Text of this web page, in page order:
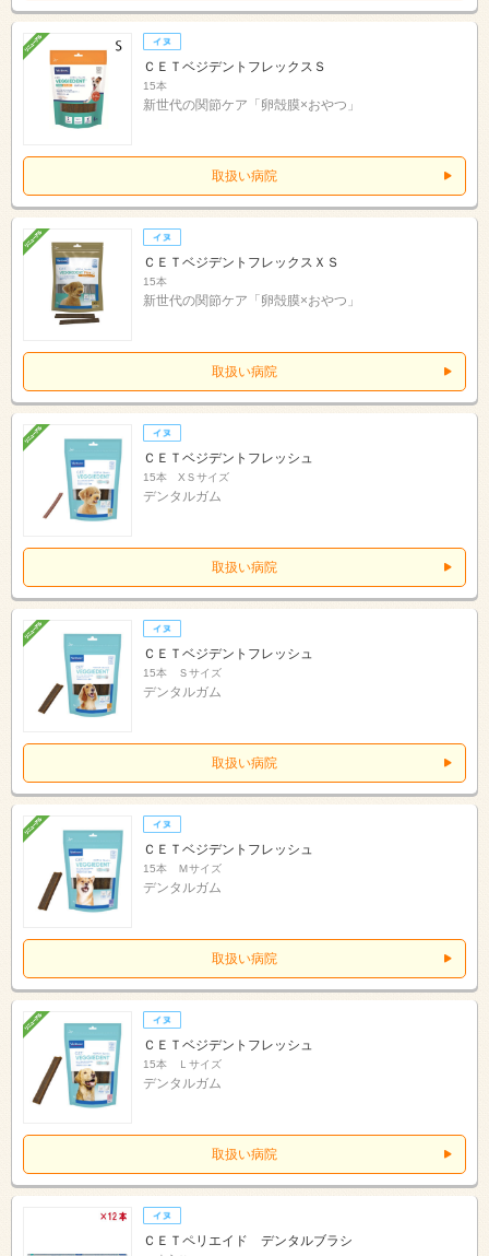
ＣＥＴベジデントフレックスＳ
15本
新世代の関節ケア「卵殻膜×おやつ」
取扱い病院
ＣＥＴベジデントフレックスＸＳ
15本
新世代の関節ケア「卵殻膜×おやつ」
取扱い病院
ＣＥＴベジデントフレッシュ
15本 XＳサイズ
デンタルガム
取扱い病院
ＣＥＴベジデントフレッシュ
15本 Ｓサイズ
デンタルガム
取扱い病院
ＣＥＴベジデントフレッシュ
15本 Ｍサイズ
デンタルガム
取扱い病院
ＣＥＴベジデントフレッシュ
15本 Ｌサイズ
デンタルガム
取扱い病院
ＣＥＴペリエイド デンタルブラシ